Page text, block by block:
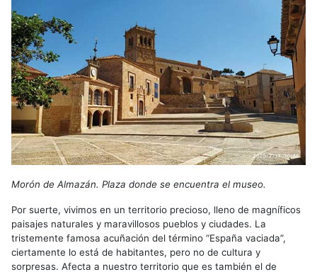
Morón de Almazán. Plaza donde se encuentra el museo.
Por suerte, vivimos en un territorio precioso, lleno de magníficos
paisajes naturales y maravillosos pueblos y ciudades. La
tristemente famosa acuñación del término “España vaciada”,
ciertamente lo está de habitantes, pero no de cultura y
sorpresas. Afecta a nuestro territorio que es también el de